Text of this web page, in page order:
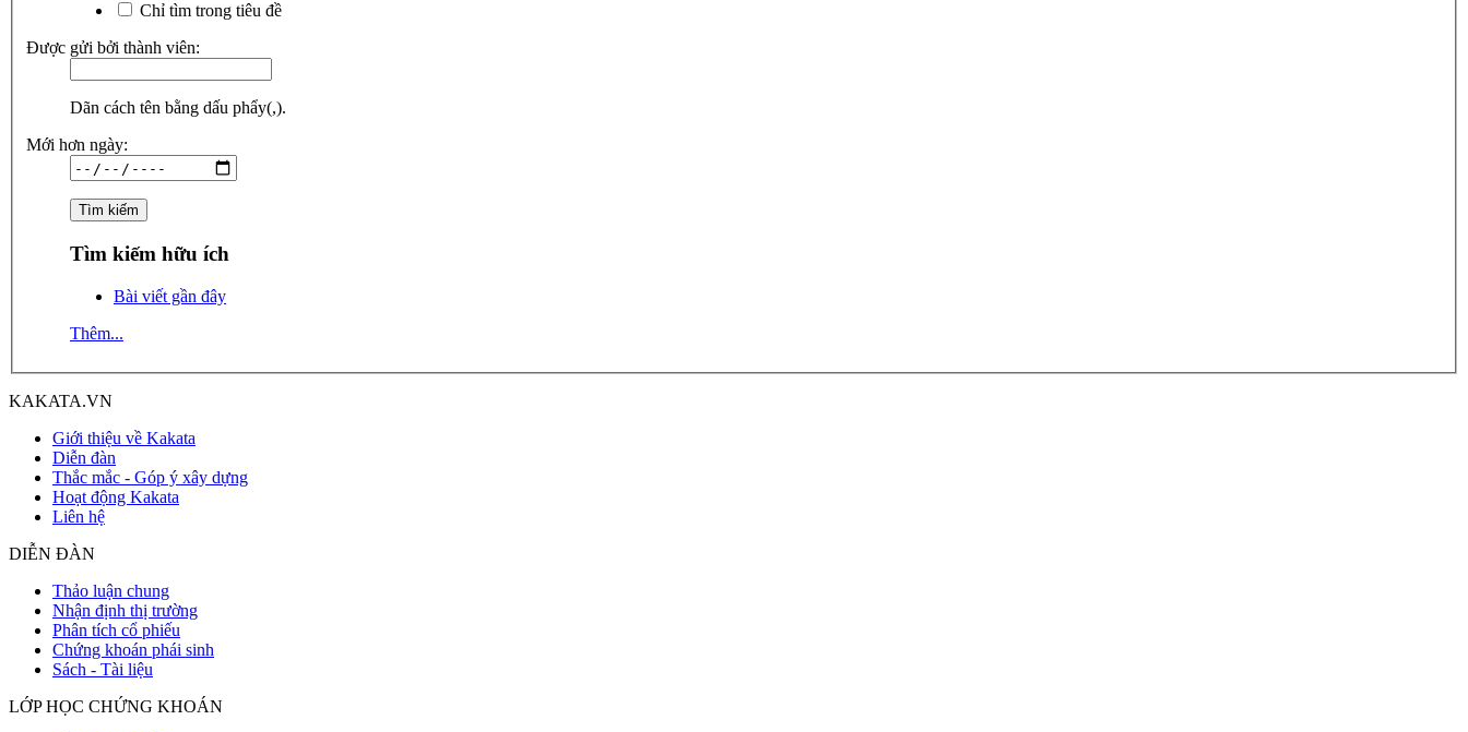
Chỉ tìm trong tiêu đề
Được gửi bởi thành viên:
Dãn cách tên bằng dấu phẩy(,).
Mới hơn ngày:
Tìm kiếm hữu ích
Bài viết gần đây
Thêm...
KAKATA.VN
Giới thiệu về Kakata
Diễn đàn
Thắc mắc - Góp ý xây dựng
Hoạt động Kakata
Liên hệ
DIỄN ĐÀN
Thảo luận chung
Nhận định thị trường
Phân tích cổ phiếu
Chứng khoán phái sinh
Sách - Tài liệu
LỚP HỌC CHỨNG KHOÁN